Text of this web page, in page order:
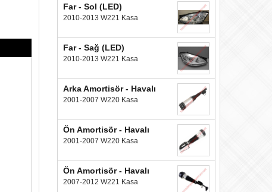
Far - Sol (LED)
2010-2013 W221 Kasa
Far - Sağ (LED)
2010-2013 W221 Kasa
Arka Amortisör - Havalı
2001-2007 W220 Kasa
Ön Amortisör - Havalı
2001-2007 W220 Kasa
Ön Amortisör - Havalı
2007-2012 W221 Kasa